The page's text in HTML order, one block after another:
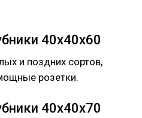
40х40х60
и поздних сортов,
розетки.
40х40х70